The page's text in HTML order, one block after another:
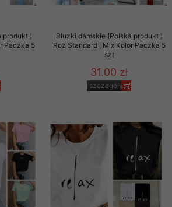
produkt )
Paczka 5
Bluzki damskie (Polska produkt )
Roz Standard , Mix Kolor Paczka 5
szt
31.00 zł
szczegóły
na otrzymywanie newslettera o
te dotyczą wyłącznie oferty naszego
i sugestie odnoszące się do
na email